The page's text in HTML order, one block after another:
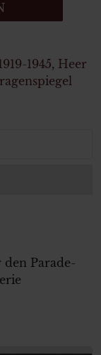
1945, Heer
Parade-